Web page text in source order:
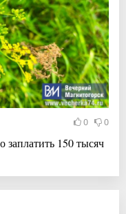
0 0
150 тысяч